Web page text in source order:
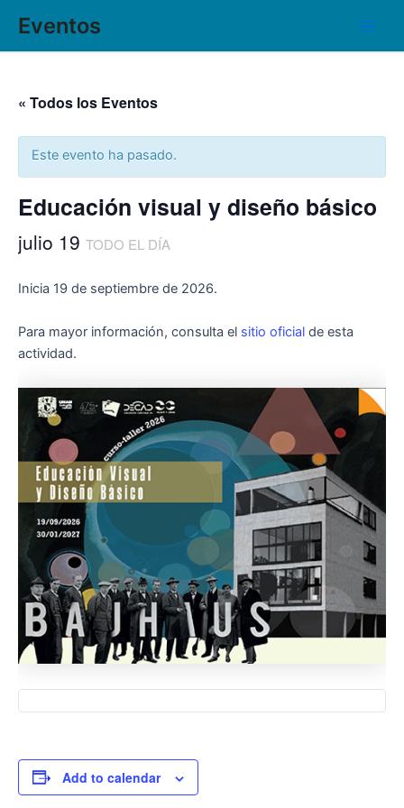
contenido
Eventos
Main
« Todos los Eventos
Este evento ha pasado.
Educación visual y diseño básico
julio 19 TODO EL DÍA
Inicia 19 de septiembre de 2026.
Para mayor información, consulta el sitio oficial de esta
actividad.
Add to calendar